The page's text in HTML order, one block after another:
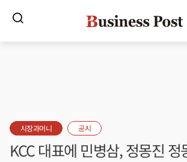
시장과머니 공시
KCC 대표에 민병삼, 정몽진